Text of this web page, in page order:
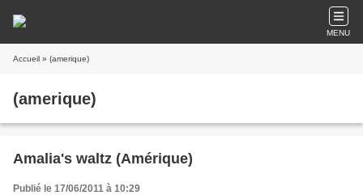
MENU
Accueil » (amerique)
(amerique)
Amalia's waltz (Amérique)
Publié le 17/06/2011 à 10:29